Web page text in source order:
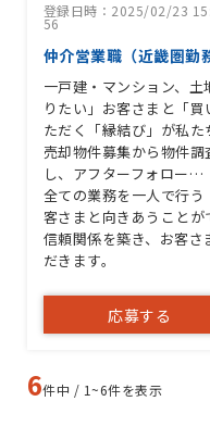
登録日時：2025/02/23
56
仲介営業職（近畿圏勤
一戸建・マンション、
りたい」お客さまと「
ただく「縁結び」が私た
売却物件募集から物件
し、アフターフォロー…
全ての業務を一人で行
客さまと向きあうことが
信頼関係を築き、お客
だきます。
応募する
6件中 / 1~6件を表示